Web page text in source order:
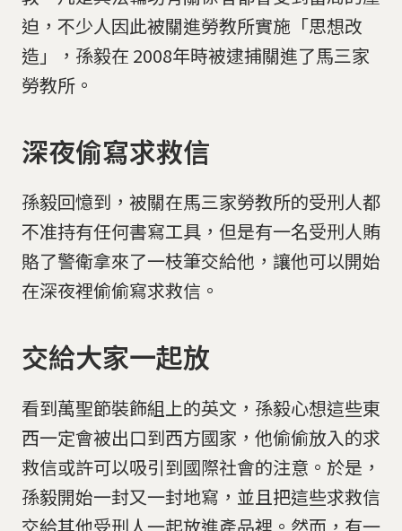
迫，不少人因此被關進勞教所實施「思想改
造」，孫毅在 2008年時被逮捕關進了馬三家
勞教所。
深夜偷寫求救信
孫毅回憶到，被關在馬三家勞教所的受刑人都
不准持有任何書寫工具，但是有一名受刑人賄
賂了警衛拿來了一枝筆交給他，讓他可以開始
在深夜裡偷偷寫求救信。
交給大家一起放
看到萬聖節裝飾組上的英文，孫毅心想這些東
西一定會被出口到西方國家，他偷偷放入的求
救信或許可以吸引到國際社會的注意。於是，
孫毅開始一封又一封地寫，並且把這些求救信